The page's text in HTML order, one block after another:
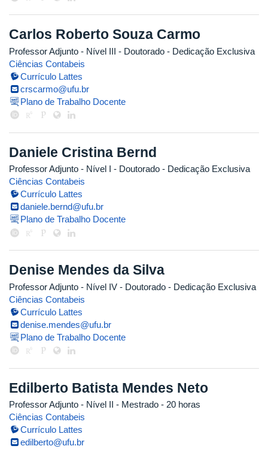
Carlos Roberto Souza Carmo
Professor Adjunto - Nível III - Doutorado - Dedicação Exclusiva
Ciências Contabeis
Currículo Lattes
crscarmo@ufu.br
Plano de Trabalho Docente
Daniele Cristina Bernd
Professor Adjunto - Nível I - Doutorado - Dedicação Exclusiva
Ciências Contabeis
Currículo Lattes
daniele.bernd@ufu.br
Plano de Trabalho Docente
Denise Mendes da Silva
Professor Adjunto - Nível IV - Doutorado - Dedicação Exclusiva
Ciências Contabeis
Currículo Lattes
denise.mendes@ufu.br
Plano de Trabalho Docente
Edilberto Batista Mendes Neto
Professor Adjunto - Nível II - Mestrado - 20 horas
Ciências Contabeis
Currículo Lattes
edilberto@ufu.br